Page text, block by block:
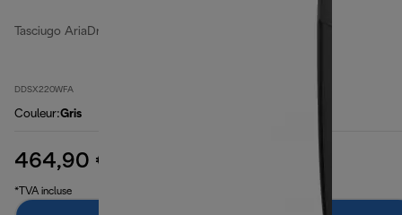
Tasciugo AriaDry Multi
DDSX220WFA
Couleur:Gris
464,90 €
*TVA incluse